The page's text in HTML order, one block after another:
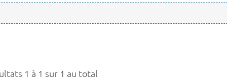
1 à 1 sur 1 au total